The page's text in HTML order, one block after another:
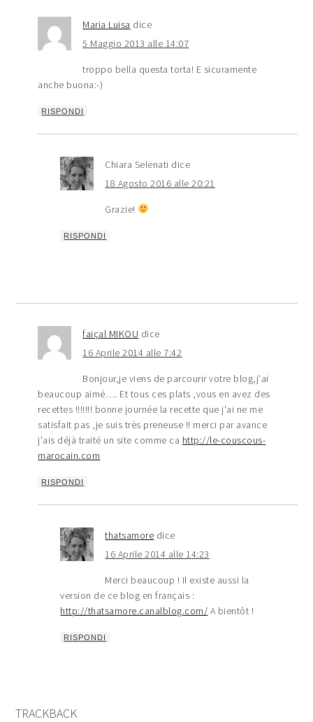
Maria Luisa dice
5 Maggio 2013 alle 14:07
troppo bella questa torta! E sicuramente
anche buona:-)
RISPONDI
Chiara Selenati dice
18 Agosto 2016 alle 20:21
Grazie!
RISPONDI
faiçal MIKOU dice
16 Aprile 2014 alle 7:42
Bonjour,je viens de parcourir votre blog,j'ai
beaucoup aimé…. Et tous ces plats ,vous en avez des
recettes !!!!!!! bonne journée la recette que j'ai ne me
satisfait pas ,je suis très preneuse !! merci par avance
j'ais déjà traité un site comme ca http://le-couscous-
marocain.com
RISPONDI
thatsamore dice
16 Aprile 2014 alle 14:23
Merci beaucoup ! Il existe aussi la
version de ce blog en français :
http://thatsamore.canalblog.com/ A bientôt !
RISPONDI
TRACKBACK